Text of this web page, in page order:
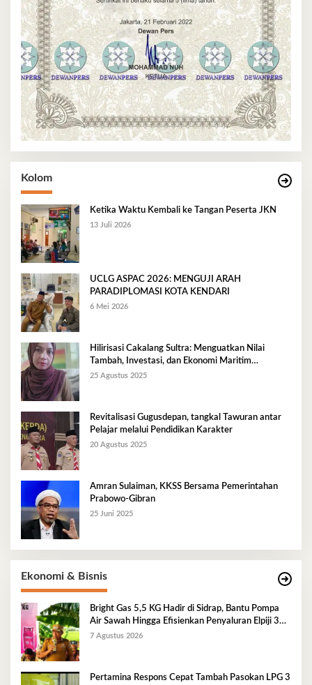
Kolom
Ketika Waktu Kembali ke Tangan Peserta JKN
13 Juli 2026
UCLG ASPAC 2026: MENGUJI ARAH
PARADIPLOMASI KOTA KENDARI
6 Mei 2026
Hilirisasi Cakalang Sultra: Menguatkan Nilai
Tambah, Investasi, dan Ekonomi Maritim
Berkelanjutan
25 Agustus 2025
Revitalisasi Gugusdepan, tangkal Tawuran antar
Pelajar melalui Pendidikan Karakter
20 Agustus 2025
Amran Sulaiman, KKSS Bersama Pemerintahan
Prabowo-Gibran
25 Juni 2025
Ekonomi & Bisnis
Bright Gas 5,5 KG Hadir di Sidrap, Bantu Pompa
Air Sawah Hingga Efisienkan Penyaluran Elpiji 3
Kg
7 Agustus 2026
Pertamina Respons Cepat Tambah Pasokan LPG 3